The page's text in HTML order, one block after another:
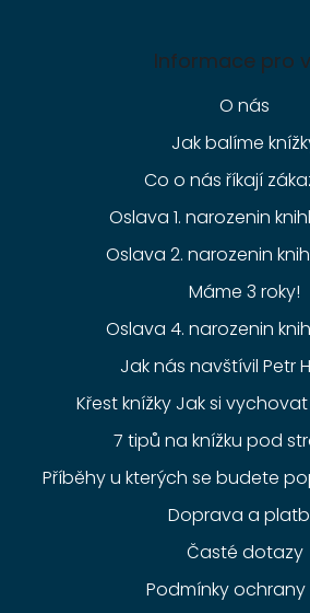
Informace pro
O nás
Jak balíme
Co o nás říkají
Oslava 1. narozenin
Oslava 2. narozenin
Máme 3 roky!
Oslava 4. narozenin
Jak nás navštívil Petr
Křest knížky Jak si
7 tipů na knížku pod
Příběhy u kterých se budete
Doprava a
Časté dotazy
Podmínky ochrany